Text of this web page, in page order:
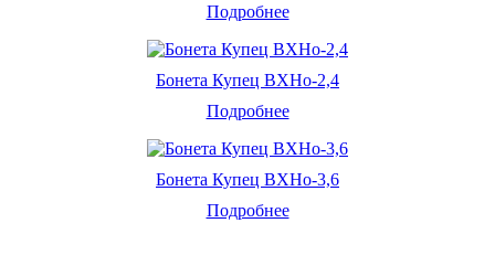
Подробнее
Бонета Купец ВХНо-2,4
Подробнее
Бонета Купец ВХНо-3,6
Подробнее